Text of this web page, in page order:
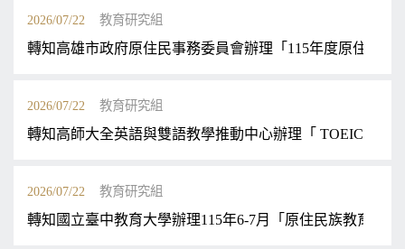
2026/07/22 教育研究組
轉知高雄市政府原住民事務委員會辦理「115年度原住民族
2026/07/22 教育研究組
轉知高師大全英語與雙語教學推動中心辦理「 TOEIC多益
2026/07/22 教育研究組
轉知國立臺中教育大學辦理115年6-7月「原住民族教育師